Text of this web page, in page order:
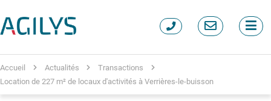
Accueil Actualités
Transactions
Location de 227 m² de locaux d'activités à Verrières-le-buisson